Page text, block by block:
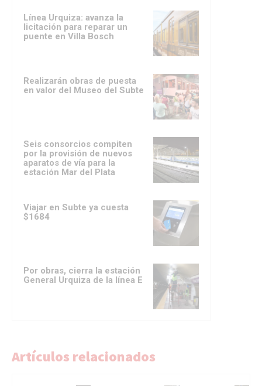
Línea Urquiza: avanza la
licitación para reparar un
puente en Villa Bosch
Realizarán obras de puesta
en valor del Museo del Subte
Seis consorcios compiten
por la provisión de nuevos
aparatos de vía para la
estación Mar del Plata
Viajar en Subte ya cuesta
$1684
Por obras, cierra la estación
General Urquiza de la línea E
Artículos relacionados